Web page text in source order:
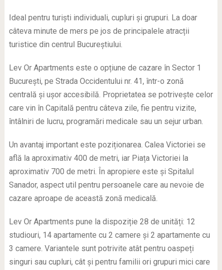
Ideal pentru turiști individuali, cupluri și grupuri. La doar
câteva minute de mers pe jos de principalele atracții
turistice din centrul Bucureștiului.
Lev Or Apartments este o opțiune de cazare în Sector 1
București, pe Strada Occidentului nr. 41, într-o zonă
centrală și ușor accesibilă. Proprietatea se potrivește celor
care vin în Capitală pentru câteva zile, fie pentru vizite,
întâlniri de lucru, programări medicale sau un sejur urban.
Un avantaj important este poziționarea. Calea Victoriei se
află la aproximativ 400 de metri, iar Piața Victoriei la
aproximativ 700 de metri. În apropiere este și Spitalul
Sanador, aspect util pentru persoanele care au nevoie de
cazare aproape de această zonă medicală.
Lev Or Apartments pune la dispoziție 28 de unități: 12
studiouri, 14 apartamente cu 2 camere și 2 apartamente cu
3 camere. Variantele sunt potrivite atât pentru oaspeți
singuri sau cupluri, cât și pentru familii ori grupuri mici care